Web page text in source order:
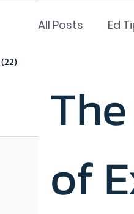
(22)
All Posts Ed
STEM Center
of